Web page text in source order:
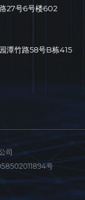
27号6号楼602
潭竹路58号B栋415
司
号